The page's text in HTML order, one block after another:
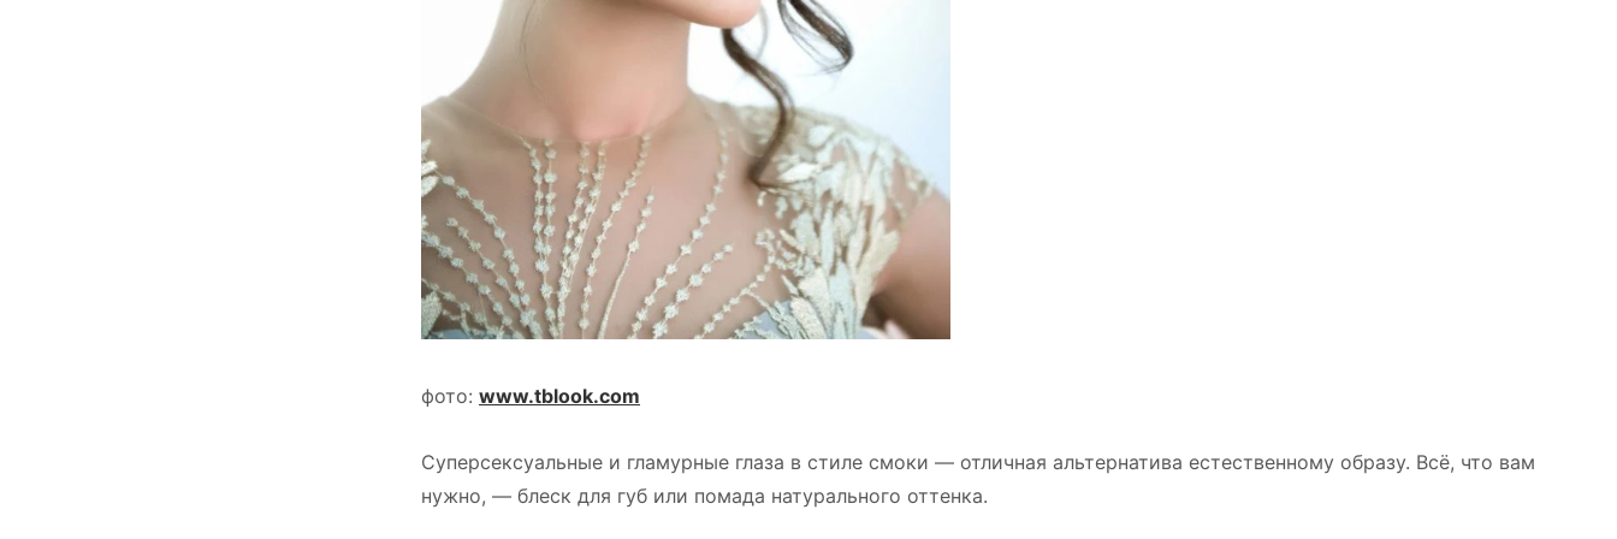
фото: www.tblook.com
Суперсексуальные и гламурные глаза в стиле смоки — отличная альтернатива естественному образу. Всё, что вам
нужно, — блеск для губ или помада натурального оттенка.